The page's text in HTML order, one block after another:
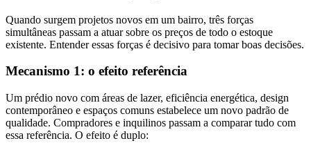
Quando surgem projetos novos em um bairro, três forças
simultâneas passam a atuar sobre os preços de todo o estoque
existente. Entender essas forças é decisivo para tomar boas decisões.
Mecanismo 1: o efeito referência
Um prédio novo com áreas de lazer, eficiência energética, design
contemporâneo e espaços comuns estabelece um novo padrão de
qualidade. Compradores e inquilinos passam a comparar tudo com
essa referência. O efeito é duplo: